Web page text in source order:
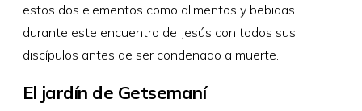
estos dos elementos como alimentos y bebidas
durante este encuentro de Jesús con todos sus
discípulos antes de ser condenado a muerte.
El jardín de Getsemaní